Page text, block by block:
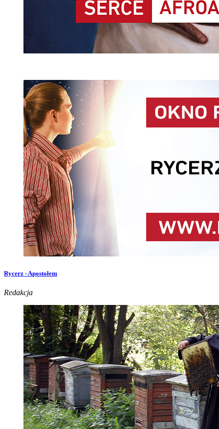
Rycerz - Apostołem
Redakcja